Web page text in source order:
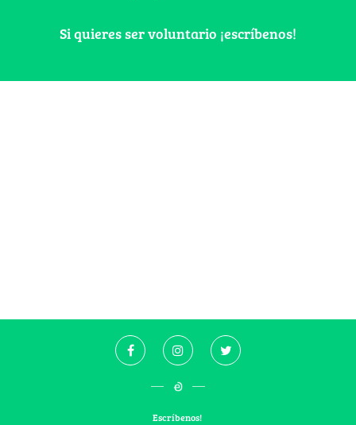
Si quieres ser voluntario ¡escríbenos!
Escríbenos!